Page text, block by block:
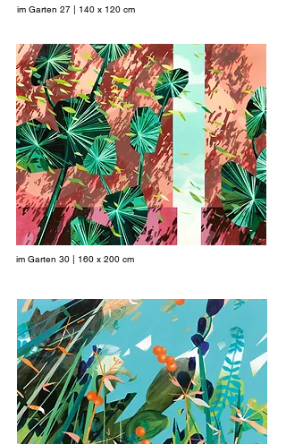
im Garten 27 | 140 x 120 cm
im Garten 30 | 160 x 200 cm